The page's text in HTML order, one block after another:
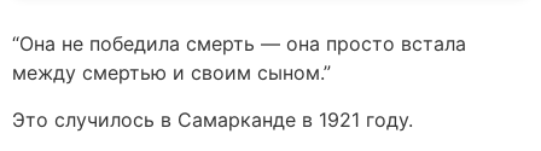
“Она не победила смерть — она просто встала
между смертью и своим сыном.”
Это случилось в Самарканде в 1921 году.